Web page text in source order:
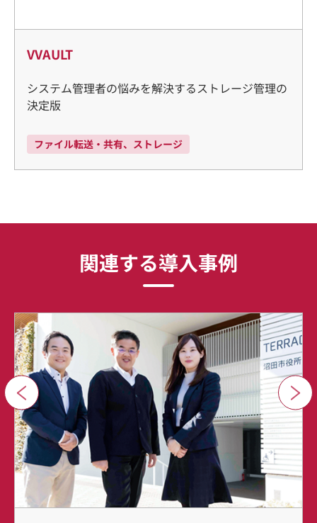
VVAULT
システム管理者の悩みを解決するストレージ管理の
決定版
ファイル転送・共有、ストレージ
関連する導入事例